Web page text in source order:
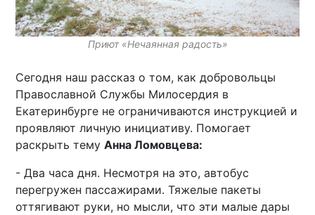
Приют «Нечаянная радость»
Сегодня наш рассказ о том, как добровольцы
Православной Службы Милосердия в
Екатеринбурге не ограничиваются инструкцией и
проявляют личную инициативу. Помогает
раскрыть темуАнна Ломовцева:
- Два часа дня. Несмотря на это, автобус
перегружен пассажирами. Тяжелые пакеты
оттягивают руки, но мысли, что эти малые дары